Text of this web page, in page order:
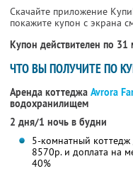
Скачайте приложение
покажите купон с экрана
Купон действителен по
ЧТО ВЫ ПОЛУЧИТЕ ПО
Аренда коттеджа Avrora
водохранилищем
2 дня/1 ночь в будни
5-комнатный
8570р. и доплата на
40%